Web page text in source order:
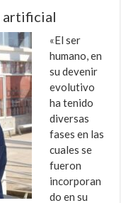
artificial
«El ser
humano, en
su devenir
evolutivo
ha tenido
diversas
fases en las
cuales se
fueron
incorporan
do en su